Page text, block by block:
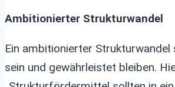
Ambitionierter Strukturwandel
Ein ambitionierter
sein und gewährleistet bleiben.